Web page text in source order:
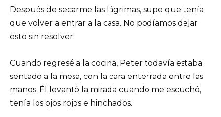
Después de secarme las lágrimas, supe que tenía
que volver a entrar a la casa. No podíamos dejar
esto sin resolver.
Cuando regresé a la cocina, Peter todavía estaba
sentado a la mesa, con la cara enterrada entre las
manos. Él levantó la mirada cuando me escuchó,
tenía los ojos rojos e hinchados.